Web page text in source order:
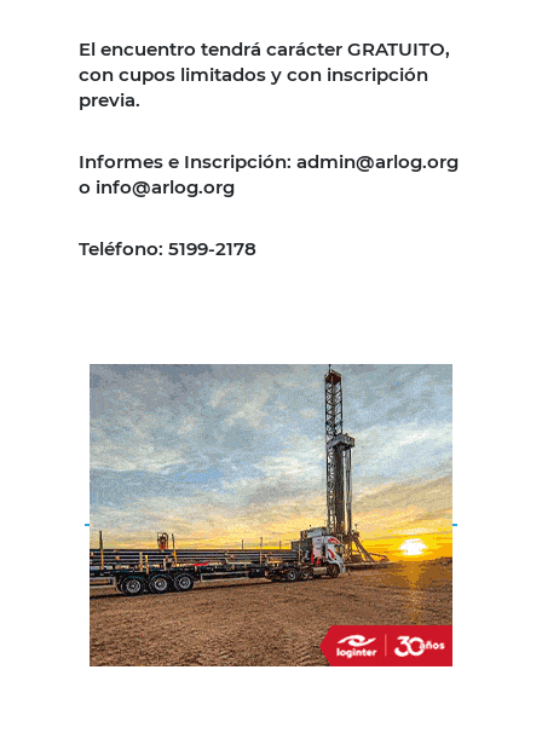
El encuentro tendrá carácter GRATUITO,
con cupos limitados y con inscripción
previa.
Informes e Inscripción: admin@arlog.org
o info@arlog.org
Teléfono: 5199-2178